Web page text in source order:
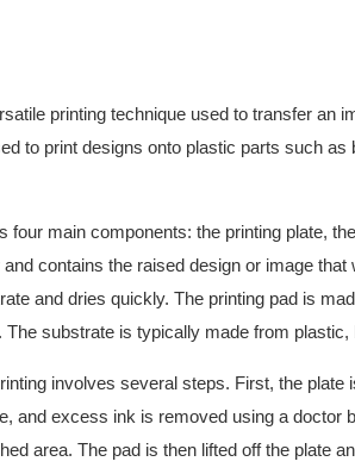
printing technique used to transfer an
to print designs onto plastic parts such
four main components: the printing plate,
contains the raised design or image
and dries quickly. The printing pad is
The substrate is typically made from
involves several steps. First, the
and excess ink is removed using a doctor
area. The pad is then lifted off the plate